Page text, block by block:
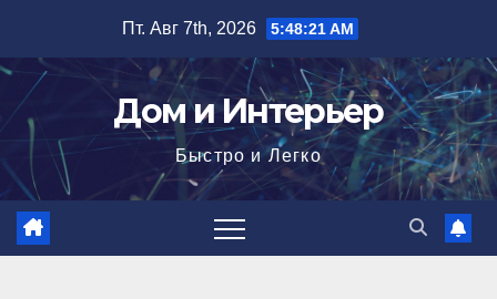
содержимому
Пт. Авг 7th, 2026 5:48:22 AM
Дом и Интерьер
Быстро и Легко